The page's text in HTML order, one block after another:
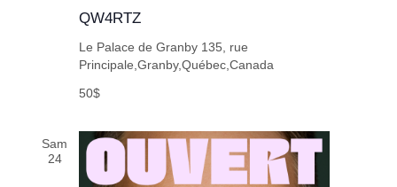
QW4RTZ
Le Palace de Granby 135, rue
Principale,Granby,Québec,Canada
50$
Sam
24